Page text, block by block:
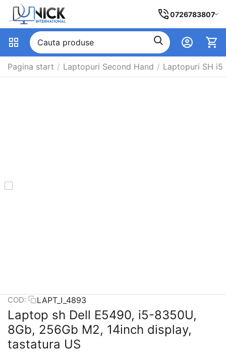
0726783807
Pagina start / Laptopuri Second Hand / Laptopuri SH i5
COD: LAPT_I_4893
Laptop sh Dell E5490, i5-8350U,
8Gb, 256Gb M2, 14inch display,
tastatura US